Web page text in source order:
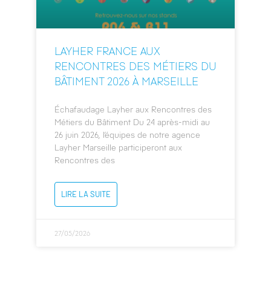
LAYHER FRANCE AUX
RENCONTRES DES MÉTIERS DU
BÂTIMENT 2026 À MARSEILLE
Échafaudage Layher aux Rencontres des
Métiers du Bâtiment Du 24 après-midi au
26 juin 2026, l’équipes de notre agence
Layher Marseille participeront aux
Rencontres des
LIRE LA SUITE
27/05/2026